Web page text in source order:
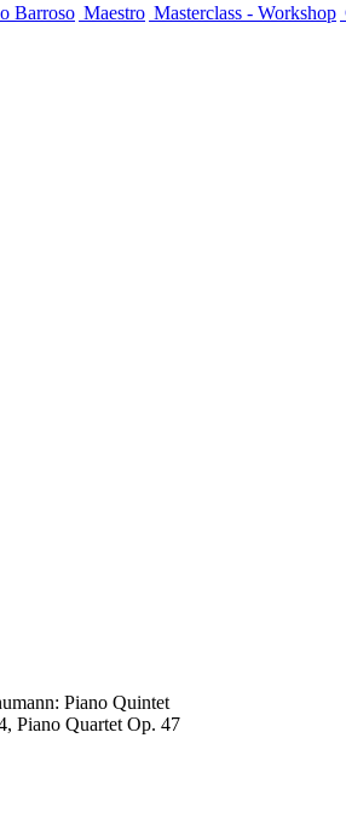
Barroso Maestro Masterclass - Workshop